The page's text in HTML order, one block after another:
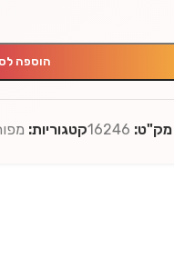
הוספה
מק"ט: 16246קטגוריות: